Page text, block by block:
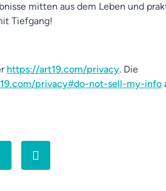
mitten aus dem Leben und
Tiefgang!
https://art19.com/privacy. Die
privacy#do-not-sell-my-info